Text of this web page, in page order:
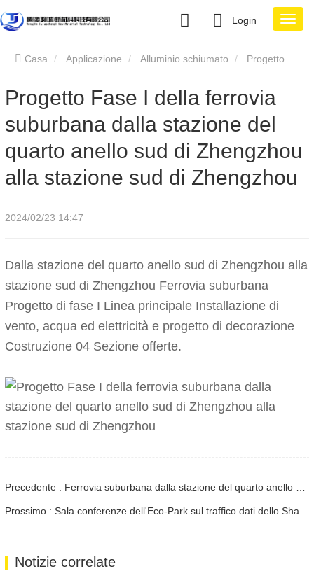
Login
Casa Applicazione Alluminio schiumato
Fase I della ferrovia suburbana dalla stazione del quarto anello
sud di Zhengzhou alla stazione sud di Zhengzhou
Progetto Fase I della ferrovia
suburbana dalla stazione del
quarto anello sud di Zhengzhou
alla stazione sud di Zhengzhou
2024/02/23 14:47
Dalla stazione del quarto anello sud di Zhengzhou alla
stazione sud di Zhengzhou Ferrovia suburbana
Progetto di fase I Linea principale Installazione di
vento, acqua ed elettricità e progetto di decorazione
Costruzione 04 Sezione offerte.
Notizie correlate